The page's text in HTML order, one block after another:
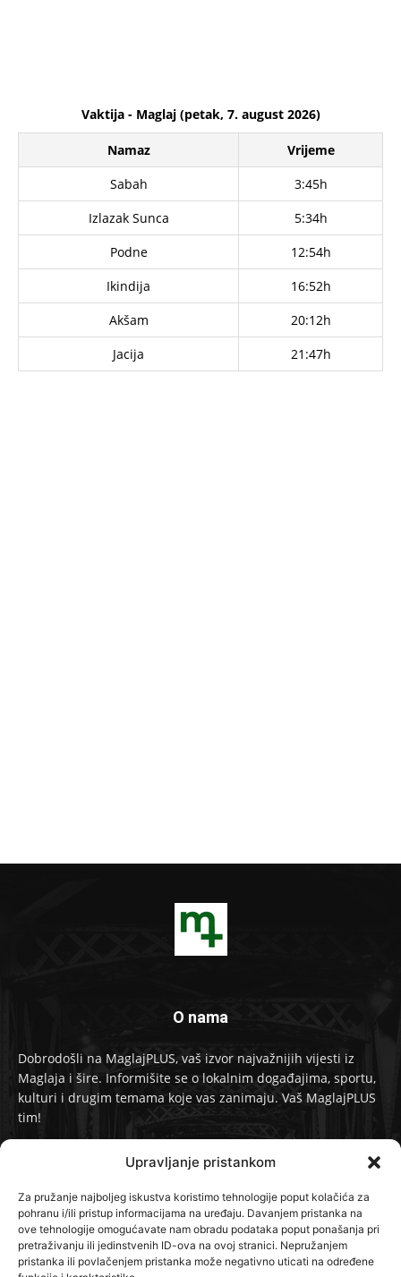
Upravljanje pristankom
Za pružanje najboljeg iskustva koristimo tehnologije poput kolačića za
pohranu i/ili pristup informacijama na uređaju. Davanjem pristanka na
ove tehnologije omogućavate nam obradu podataka poput ponašanja pri
pretraživanju ili jedinstvenih ID-ova na ovoj stranici. Nepružanjem
pristanka ili povlačenjem pristanka može negativno uticati na određene
Vaktija - Maglaj (petak, 7. august 2026)
Namaz
Vrijeme
Sabah
3:45h
Izlazak Sunca
5:34h
Podne
12:54h
Ikindija
16:52h
Akšam
20:12h
Jacija
21:47h
O nama
Dobrodošli na MaglajPLUS, vaš izvor najvažnijih vijesti iz
Maglaja i šire. Informišite se o lokalnim događajima, sportu,
kulturi i drugim temama koje vas zanimaju. Vaš MaglajPLUS
tim!
info@maglajplus.ba
Pratite nas na